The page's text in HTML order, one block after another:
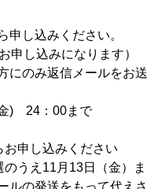
申し込みください。
申し込みになります）
にのみ返信メールをお送
) 24：00まで
申し込みください
うえ11月13日（金）ま
ルの発送をもって代えさ